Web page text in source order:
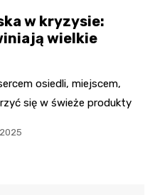
w kryzysie:
wielkie
osiedli, miejscem,
się w świeże produkty